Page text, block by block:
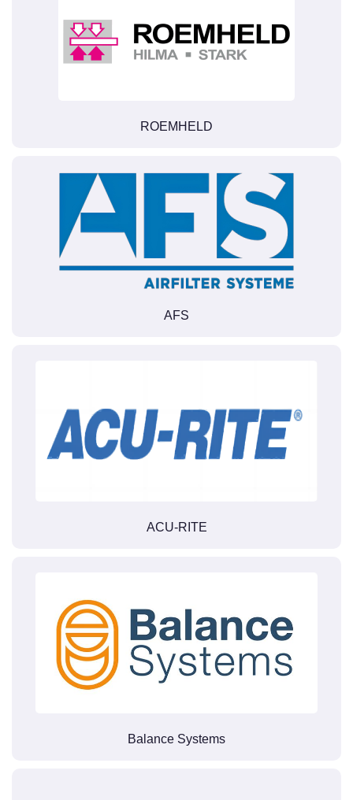
ROEMHELD
AFS
ACU-RITE
Balance Systems